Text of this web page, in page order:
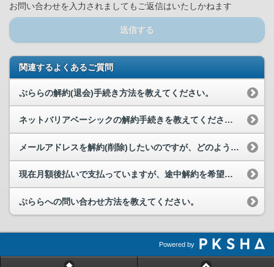
お問い合わせを入力されましてもご返信はいたしかねます
送信する
関連するよくあるご質問
ぷららの解約(退会)手続き方法を教えてください。
ネットバリアベーシックの解約手続きを教えてください。
メールアドレスを解約(削除)したいのですが、どのような手続きが必要ですか。
現在月額後払いで支払っていますが、途中解約を希望しています。その場合、利用...
ぷららへの問い合わせ方法を教えてください。
Powered by